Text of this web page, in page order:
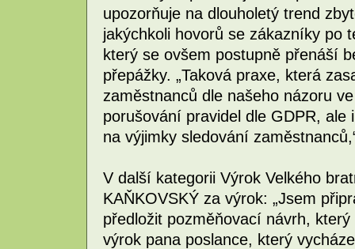
upozorňuje na dlouholetý trend
jakýchkoli hovorů se zákazníky po
který se ovšem postupně přenáší
přepážky. „Taková praxe, která
zaměstnanců dle našeho názoru
porušování pravidel dle GDPR,
na výjimky sledování
V další kategorii Výrok Velkého
KAŇKOVSKÝ za výrok: „Jsem
předložit pozměňovací návrh,
výrok pana poslance, který